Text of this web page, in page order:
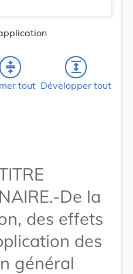
compress
tout
expand
Développer tout
De la
des effets
des
général